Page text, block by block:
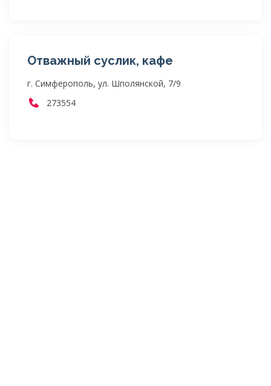
Отважный суслик, кафе
г. Симферополь, ул. Шполянской, 7/9
273554